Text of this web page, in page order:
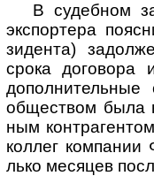
В судебном
экс­пор­тера
зиде­нта)
срока дого­вора
допол­ни­тель­ные
обще­ст­вом была
ным
кол­лег ком­па­нии
лько меся­цев